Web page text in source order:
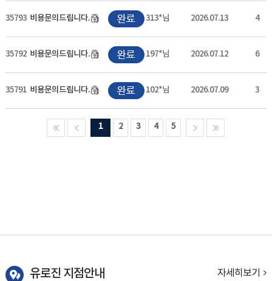
35793 비용문의드립니다. 313*님 2026.07.13 4
35792 비용문의드립니다. 197*님 2026.07.12 6
35791 비용문의드립니다. 102*님 2026.07.09 3
1 2 3 4 5
유로진 지점안내 자세히보기